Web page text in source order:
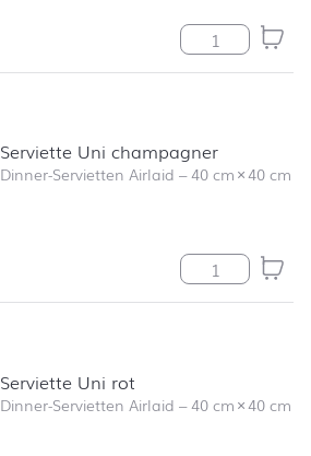
Serviette Uni
Serviette Uni champagner
Dinner-Servietten Airlaid –40 cm×40 cm
Serviette Uni
Serviette Uni rot
Dinner-Servietten Airlaid –40 cm×40 cm